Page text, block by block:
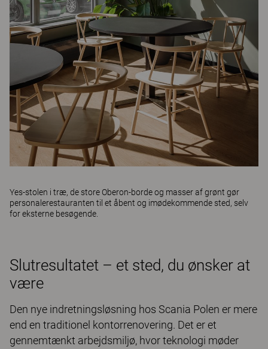
Yes-stolen i træ, de store Oberon-borde og masser af grønt gør
personalerestauranten til et åbent og imødekommende sted, selv
for eksterne besøgende.
Slutresultatet – et sted, du ønsker at
være
Den nye indretningsløsning hos Scania Polen er mere
end en traditionel kontorrenovering. Det er et
gennemtænkt arbejdsmiljø, hvor teknologi møder